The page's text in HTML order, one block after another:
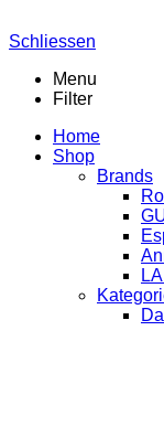
Schliessen
Menu
Filter
Home
Shop
Brands